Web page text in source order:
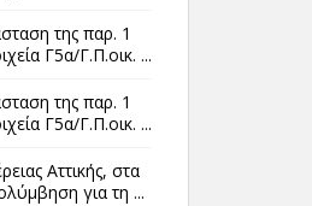
της παρ. 1
Γ5α/Γ.Π.οικ. ...
της παρ. 1
Γ5α/Γ.Π.οικ. ...
Αττικής, στα
για τη ...